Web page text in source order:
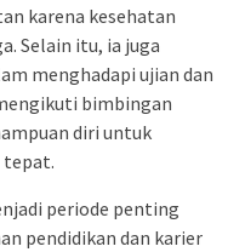
karena kesehatan
Selain itu, ia juga
menghadapi ujian dan
bimbingan
diri untuk
tepat.
periode penting
pendidikan dan karier